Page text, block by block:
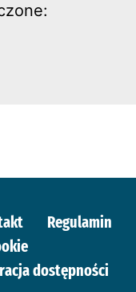
Regulamin
dostępności